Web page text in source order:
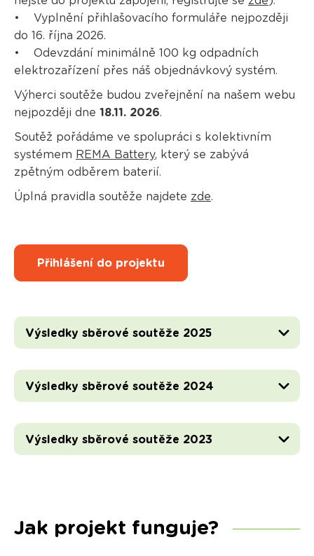
• Vyplnění přihlašovacího formuláře nejpozději
do 16. října 2026.
• Odevzdání minimálně 100 kg odpadních
elektrozařízení přes náš objednávkový systém.
Výherci soutěže budou zveřejnění na našem webu
nejpozději dne 18.11. 2026.
Soutěž pořádáme ve spolupráci s kolektivním
systémem REMA Battery, který se zabývá
zpětným odběrem baterií.
Úplná pravidla soutěže najdete zde.
Přihlášení do projektu
Výsledky sběrové soutěže 2025
Výsledky sběrové soutěže 2024
Výsledky sběrové soutěže 2023
Jak projekt funguje?